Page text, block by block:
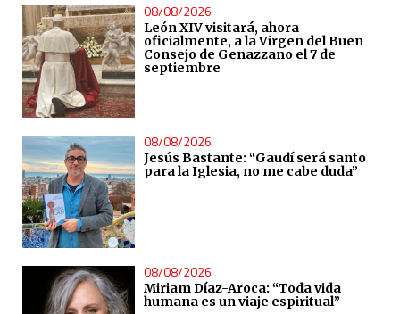
08/08/2026
León XIV visitará, ahora
oficialmente, a la Virgen del Buen
Consejo de Genazzano el 7 de
septiembre
08/08/2026
Jesús Bastante: “Gaudí será santo
para la Iglesia, no me cabe duda”
08/08/2026
Miriam Díaz-Aroca: “Toda vida
humana es un viaje espiritual”